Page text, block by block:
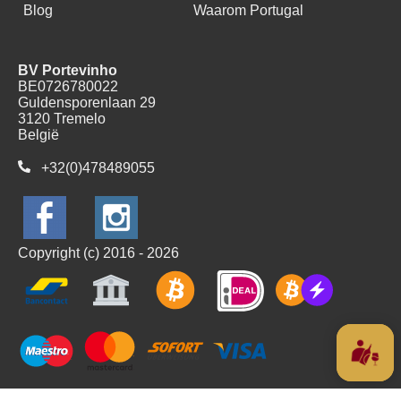
Blog Waarom Portugal
BV Portevinho
BE0726780022
Guldensporenlaan 29
3120 Tremelo
België
+32(0)478489055
Copyright (c) 2016 - 2026